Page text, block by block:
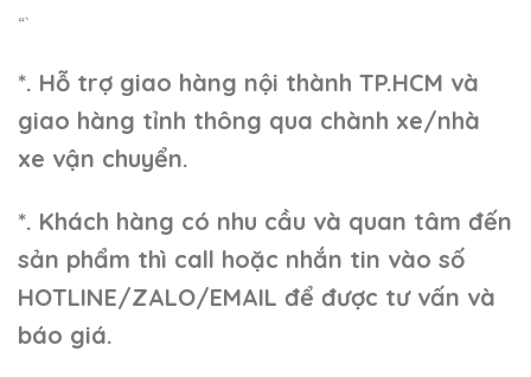
“`
*. Hỗ trợ giao hàng nội thành TP.HCM và
giao hàng tỉnh thông qua chành xe/nhà
xe vận chuyển.
*. Khách hàng có nhu cầu và quan tâm đến
sản phẩm thì call hoặc nhắn tin vào số
HOTLINE/ZALO/EMAIL để được tư vấn và
báo giá.